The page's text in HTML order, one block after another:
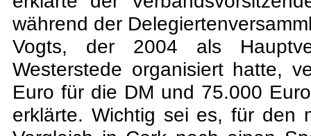
während der
Vogts, der 2004 als
Westerstede organisiert hatte,
Euro für die DM und 75.000
erklärte. Wichtig sei es, für den